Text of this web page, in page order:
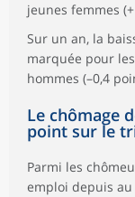
jeunes femmes
Sur un an, la
marquée pour
hommes (–0,4
Le chômage
point sur le
Parmi les
emploi depuis au